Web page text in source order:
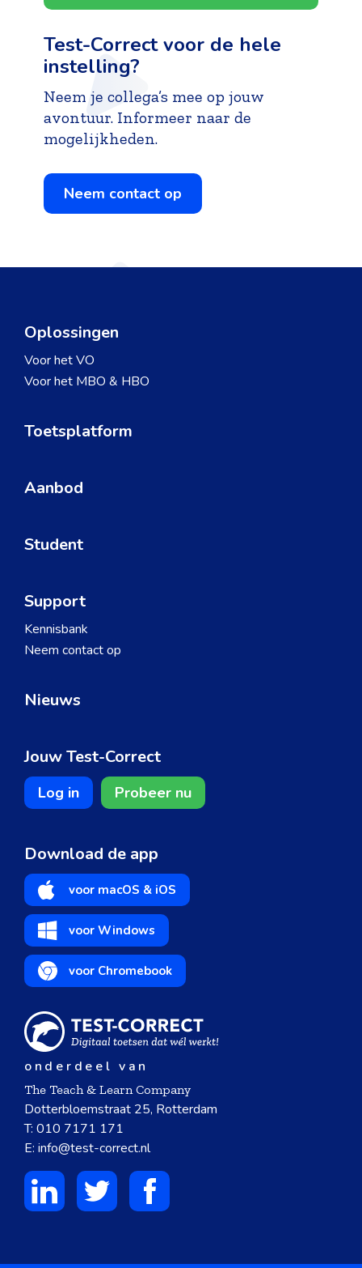
Test-Correct voor de hele
instelling?
Neem je collega’s mee op jouw
avontuur. Informeer naar de
mogelijkheden.
Neem contact op
Oplossingen
Voor het VO
Voor het MBO & HBO
Toetsplatform
Aanbod
Student
Support
Kennisbank
Neem contact op
Nieuws
Jouw Test-Correct
Log in Probeer nu
Download de app
voor macOS & iOS
voor Windows
voor Chromebook
onderdeel van
The Teach & Learn Company
Dotterbloemstraat 25, Rotterdam
T: 010 7171 171
E: info@test-correct.nl